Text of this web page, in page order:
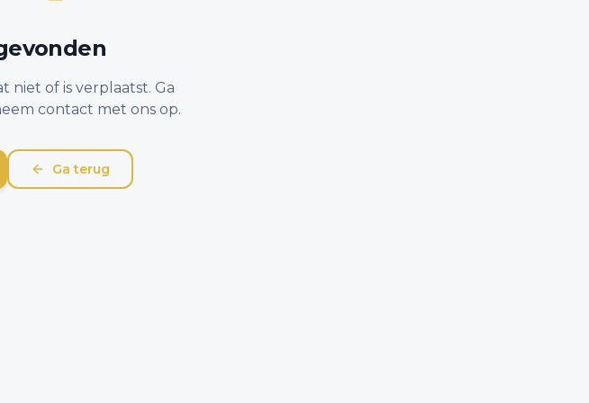
niet of is verplaatst. Ga
contact met ons op.
Ga terug